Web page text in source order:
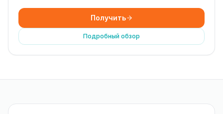
Получить
Подробный обзор